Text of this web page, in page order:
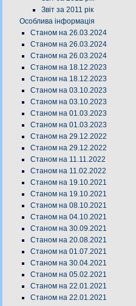
Звіт за 2011 рік
Особлива інформація
Станом на 26.03.2024
Станом на 26.03.2024
Станом на 26.03.2024
Станом на 18.12.2023
Станом на 18.12.2023
Станом на 03.10.2023
Станом на 03.10.2023
Станом на 01.03.2023
Станом на 01.03.2023
Станом на 29.12.2022
Станом на 29.12.2022
Станом на 11.11.2022
Станом на 11.02.2022
Станом на 19.10.2021
Станом на 19.10.2021
Станом на 08.10.2021
Станом на 04.10.2021
Станом на 30.09.2021
Станом на 20.08.2021
Станом на 01.07.2021
Станом на 30.04.2021
Станом на 05.02.2021
Станом на 22.01.2021
Станом на 22.01.2021